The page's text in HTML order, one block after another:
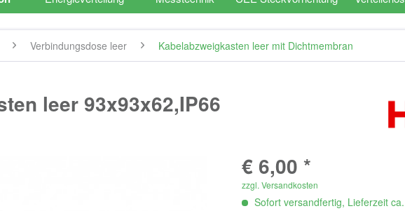
Verbindungsdose leer Kabelabzweigkasten leer mit Dichtmembran
leer 93x93x62,IP66
€ 6,00 *
zzgl. Versandkosten
Sofort versandfertig, Lieferzeit